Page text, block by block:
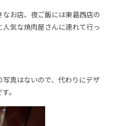
お店、夜ご飯には東葛西店の
気な焼肉屋さんに連れて行っ
真はないので、代わりにデザ
。